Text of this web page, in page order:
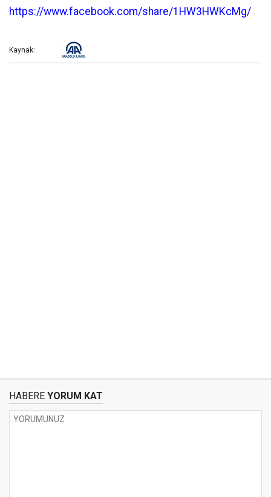
https://www.facebook.com/share/1HW3HWKcMg/
Kaynak:
HABERE YORUM KAT